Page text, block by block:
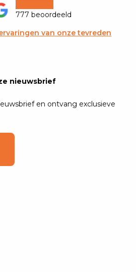
777 beoordeeld
van onze tevreden
nieuwsbrief
en ontvang exclusieve